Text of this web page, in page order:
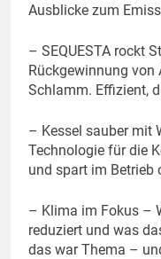
Ausblicke zum
– SEQUESTA rockt
Rückgewinnung von
Schlamm. Effizient,
– Kessel sauber mit
Technologie für die
und spart im Betrieb
– Klima im Fokus –
reduziert und was
das war Thema –